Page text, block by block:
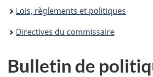
ici :Lois, règlements et politiques
Directives du commissaire
Bulletin de